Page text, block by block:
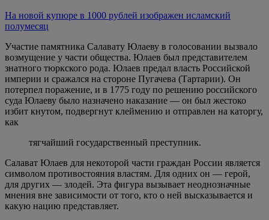
На новой купюре в 1000 рублей изображен исламский
полумесяц
Участие памятника Салавату Юлаеву в голосовании вызвало
возмущение у части общества. Юлаев был представителем
знатного тюркского рода. Юлаев предал власть Российской
империи и сражался на стороне Пугачева (Тартарии). Он
потерпел поражение, и в 1775 году по решению российского
суда Юлаеву было назначено наказание — он был жестоко
избит кнутом, подвергнут клеймению и отправлен на каторгу,
как
тягчайший государственный преступник.
Салават Юлаев для некоторой части граждан России является
символом противостояния властям. Для одних он — герой,
для других — злодей. Эта фигура вызывает неоднозначные
мнения вне зависимости от того, кто о ней высказывается и
какую нацию представляет.